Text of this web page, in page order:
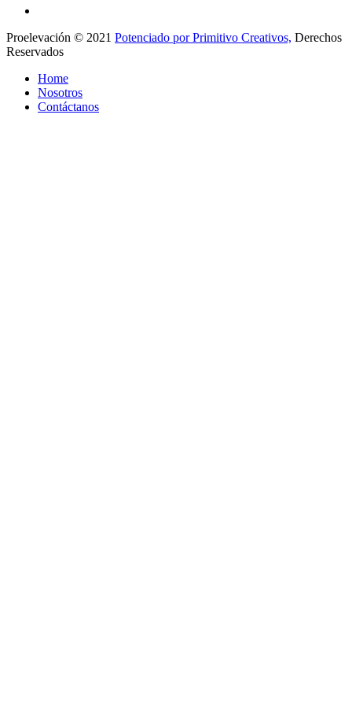
Proelevación © 2021 Potenciado por Primitivo Creativos, Derechos
Reservados
Home
Nosotros
Contáctanos